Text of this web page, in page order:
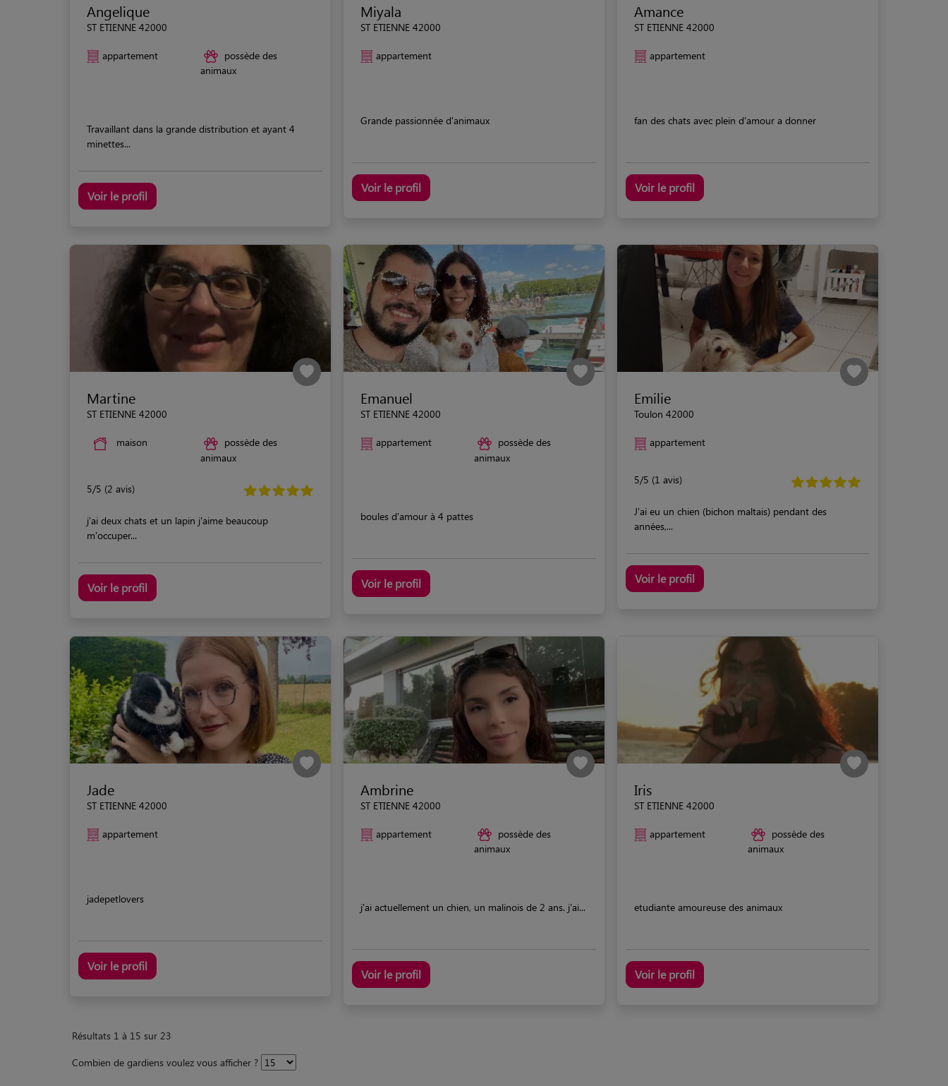
Angelique
ST ETIENNE 42000
appartement
possède des
animaux
Travaillant dans la grande distribution et ayant 4
minettes...
Voir le profil
Miyala
ST ETIENNE 42000
appartement
Grande passionnée d'animaux
Voir le profil
Amance
ST ETIENNE 42000
appartement
fan des chats avec plein d'amour a donner
Voir le profil
Martine
ST ETIENNE 42000
maison
possède des
animaux
5/5 (2 avis)
j'ai deux chats et un lapin j'aime beaucoup
m'occuper...
Voir le profil
Emanuel
ST ETIENNE 42000
appartement
possède des
animaux
boules d'amour à 4 pattes
Voir le profil
Emilie
Toulon 42000
appartement
5/5 (1 avis)
J'ai eu un chien (bichon maltais) pendant des
années,...
Voir le profil
Jade
ST ETIENNE 42000
appartement
jadepetlovers
Voir le profil
Ambrine
ST ETIENNE 42000
appartement
possède des
animaux
j'ai actuellement un chien, un malinois de 2 ans. j'ai...
Voir le profil
Iris
ST ETIENNE 42000
appartement
possède des
animaux
etudiante amoureuse des animaux
Voir le profil
Résultats 1 à 15 sur 23
Combien de gardiens voulez vous afficher ?